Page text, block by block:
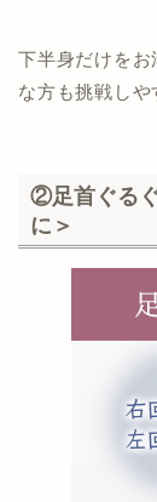
下半身だけを
な方も挑戦し
②足首ぐる
に＞